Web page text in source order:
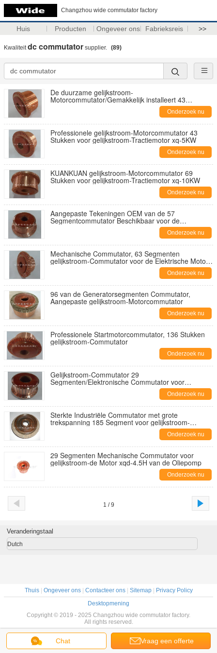
Changzhou wide commutator factory
Huis Producten Ongeveer ons Fabrieksreis >>
Kwaliteitdc commutator supplier. (89)
De duurzame gelijkstroom-
Motorcommutator/Gemakkelijk installeert 43
Onderzoek nu
Professionele gelijkstroom-Motorcommutator 43
Stukken voor gelijkstroom-Tractiemotor xq-5KW
Onderzoek nu
KUANKUAN gelijkstroom-Motorcommutator 69
Stukken voor gelijkstroom-Tractiemotor xq-10KW
Onderzoek nu
Aangepaste Tekeningen OEM van de 57
Segmentcommutator Beschikbaar voor de
Onderzoek nu
Mechanische Commutator, 63 Segmenten
gelijkstroom-Commutator voor de Elektrische Motor
Onderzoek nu
96 van de Generatorsegmenten Commutator,
Aangepaste gelijkstroom-Motorcommutator
Onderzoek nu
Professionele Startmotorcommutator, 136 Stukken
gelijkstroom-Commutator
Onderzoek nu
Gelijkstroom-Commutator 29
Segmenten/Elektronische Commutator voor
gelijkstroom-Aandrijvingsmotor xq-1,2Onderzoek nu
Sterkte Industriële Commutator met grote
trekspanning 185 Segment voor gelijkstroom-
Onderzoek nu
29 Segmenten Mechanische Commutator voor
gelijkstroom-de Motor xqd-4.5H van de Oliepomp
Onderzoek nu
1 / 9
Chat Vraag een offerte
Veranderingstaal
Dutch
Thuis| Ongeveer ons| Contacteer ons| Sitemap|
Privacy Policy
Desktopmening
Copyright © 2019 - 2025 Changzhou wide commutator factory.
All rights reserved.